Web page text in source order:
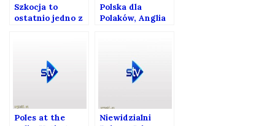
Szkocja to
ostatnio jedno z
Polska dla
Polaków, Anglia
Poles at the
Niewidzialni